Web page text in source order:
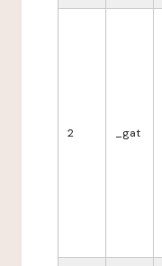
2 _gat